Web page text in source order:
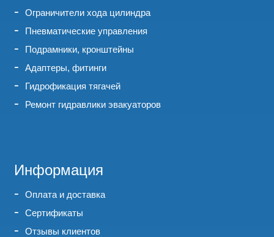
Ограничители хода цилиндра
Пневматические управления
Подрамники, кронштейны
Адаптеры, фитинги
Гидрофикация тягачей
Ремонт гидравлики эвакуаторов
Информация
Оплата и доставка
Сертификаты
Отзывы клиентов